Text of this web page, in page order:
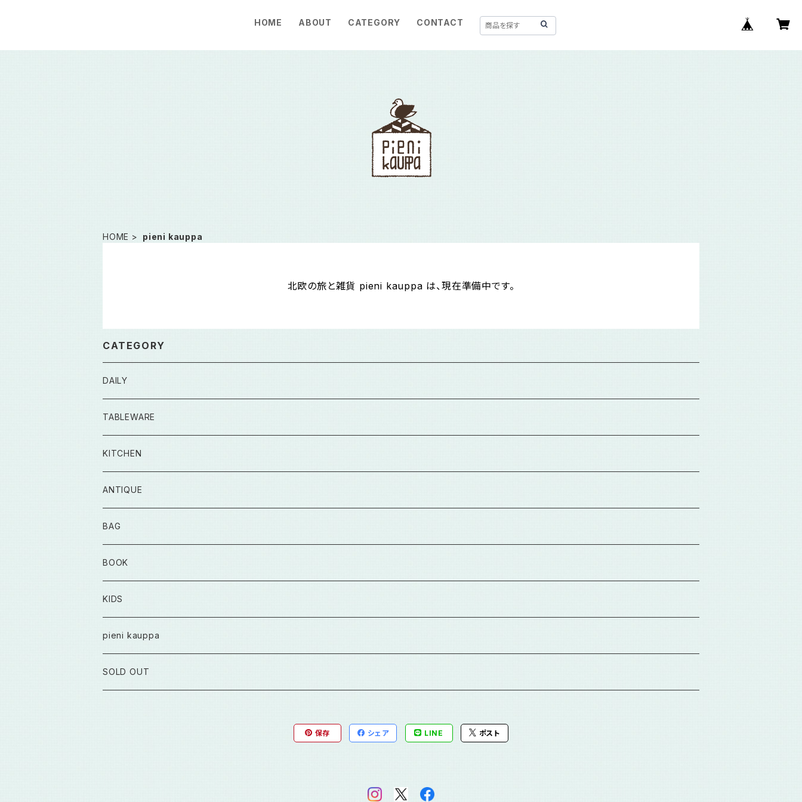
HOME ABOUT CATEGORY CONTACT
HOME pieni kauppa
北欧の旅と雑貨 pieni kauppa は、現在準備中です。
CATEGORY
DAILY
TABLEWARE
KITCHEN
ANTIQUE
BAG
BOOK
KIDS
pieni kauppa
SOLD OUT
保存 シェア LINE ポスト